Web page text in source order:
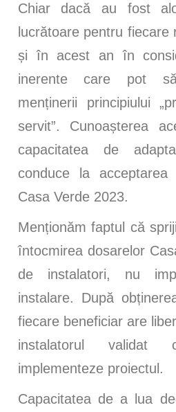
Chiar dacă au fost
lucrătoare pentru fiecare
și în acest an în
inerente care pot
menținerii principiului
servit”​. Cunoașterea
capacitatea de
conduce la
Casa Verde 2023.
Menționăm faptul că
întocmirea dosarelor
de instalatori, nu
instalare. După
fiecare beneficiar are
instalatorul
implementeze proiectul.
Capacitatea de a lua